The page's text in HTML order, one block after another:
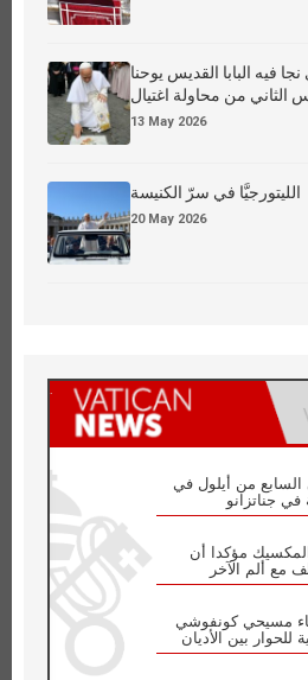
فيه البابا القديس يوحنا
الثاني من محاولة اغتيال
13 May 2026
الليتورجيَّا في سرّ الكنيسة
20 May 2026
السابع من أيلول في
جناتزانو
المكسيك مؤكدا أن
مع ألم الآخر
مسيحي كونفوشي
للحوار بين الأديان